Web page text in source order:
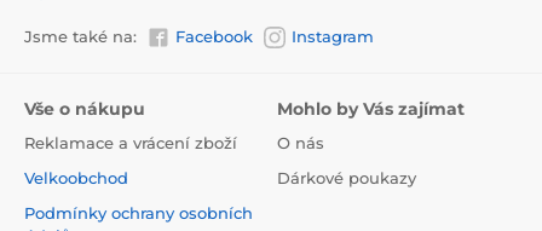
Jsme také na: Facebook Instagram
Vše o nákupu
Reklamace a vrácení zboží
Velkoobchod
Podmínky ochrany osobních
Mohlo by Vás zajímat
O nás
Dárkové poukazy